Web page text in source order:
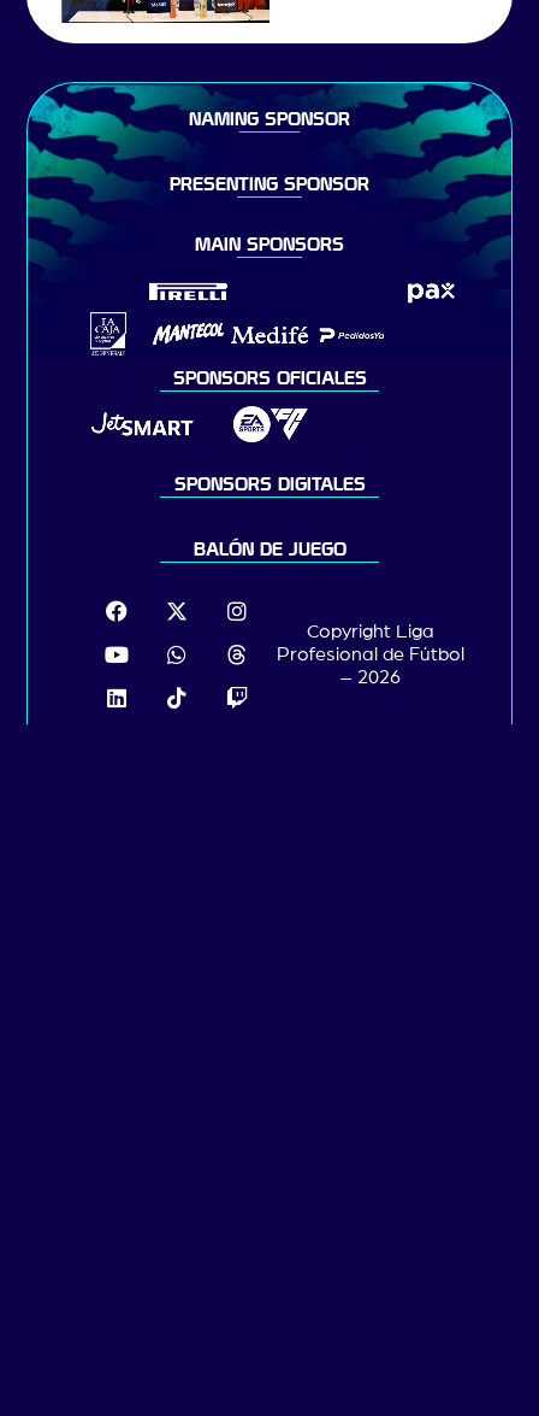
NAMING SPONSOR
PRESENTING SPONSOR
MAIN SPONSORS
SPONSORS OFICIALES
SPONSORS DIGITALES
BALÓN DE JUEGO
Copyright Liga
Profesional de Fútbol
– 2026